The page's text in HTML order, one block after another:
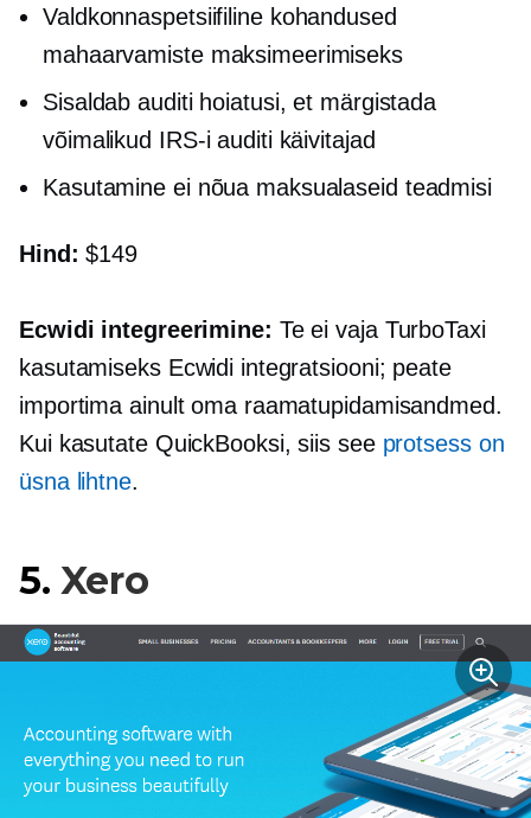
Valdkonnaspetsiifilinekohandused
mahaarvamiste maksimeerimiseks
Sisaldab auditi hoiatusi, et märgistada
võimalikud IRS-i auditi käivitajad
Kasutamine ei nõua maksualaseid teadmisi
Hind:$149
Ecwidi integreerimine: Te ei vaja TurboTaxi
kasutamiseks Ecwidi integratsiooni; peate
importima ainult oma raamatupidamisandmed.
Kui kasutate QuickBooksi, siis see protsess on
üsna lihtne.
5. Xero